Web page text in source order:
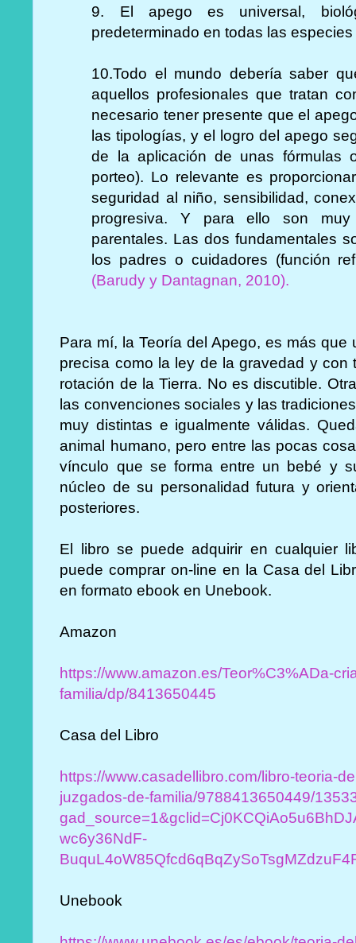
9. El apego es universal,
predeterminado en todas las
10.Todo el mundo debería saber
aquellos profesionales que tratan
necesario tener presente que el
las tipologías, y el logro del apego
de la aplicación de unas fórmulas
porteo). Lo relevante es
seguridad al niño, sensibilidad,
progresiva. Y para ello son muy
parentales. Las dos fundamentales
los padres o cuidadores (función
(Barudy y Dantagnan, 2010).
Para mí, la Teoría del Apego, es más
precisa como la ley de la gravedad y con
rotación de la Tierra. No es discutible.
las convenciones sociales y las
muy distintas e igualmente válidas.
animal humano, pero entre las pocas
vínculo que se forma entre un bebé y
núcleo de su personalidad futura y
posteriores.
El libro se puede adquirir en cualquier
puede comprar on-line en la Casa del
en formato ebook en Unebook.
Amazon
https://www.amazon.es/Teor%C3%ADa-
familia/dp/8413650445
Casa del Libro
https://www.casadellibro.com/libro-teoria-
juzgados-de-familia/9788413650449/
wc6y36NdF-
Unebook